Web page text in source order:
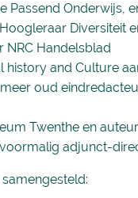
Onderwijs,
Diversiteit
NRC Handelsblad
and Culture
oud
Twenthe en
adjunct-